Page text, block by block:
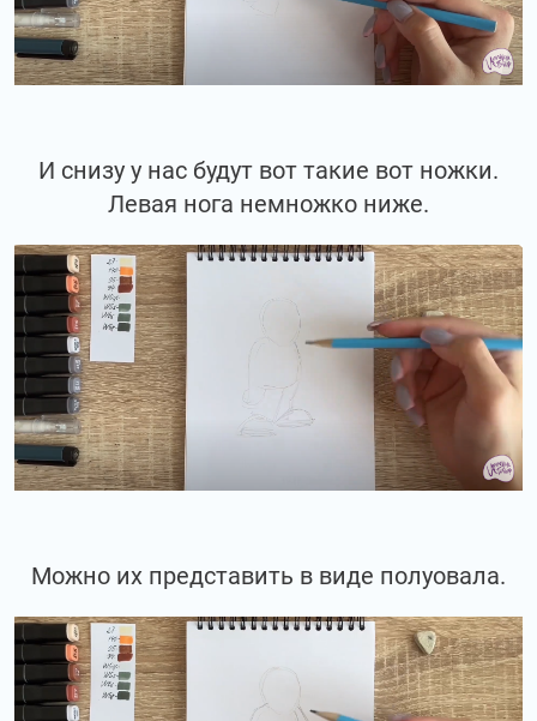
И снизу у нас будут вот такие вот ножки.
Левая нога немножко ниже.
Можно их представить в виде полуовала.